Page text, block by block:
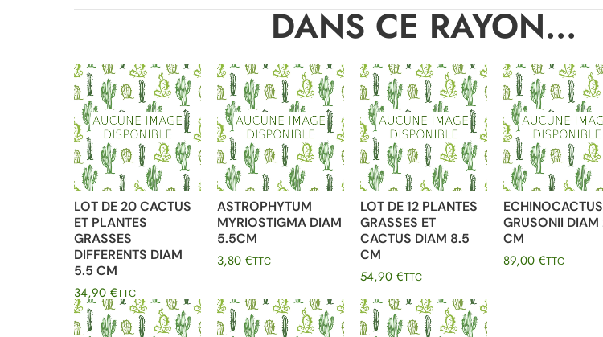
DANS CE RAYON...
LOT DE 20 CACTUS
ET PLANTES
GRASSES
DIFFERENTS DIAM
5.5 CM
34,90 €TTC
ASTROPHYTUM
MYRIOSTIGMA DIAM
5.5CM
3,80 €TTC
LOT DE 12 PLANTES
GRASSES ET
CACTUS DIAM 8.5
CM
54,90 €TTC
ECHINOCACTUS
GRUSONII DIAM 25
CM
89,00 €TTC